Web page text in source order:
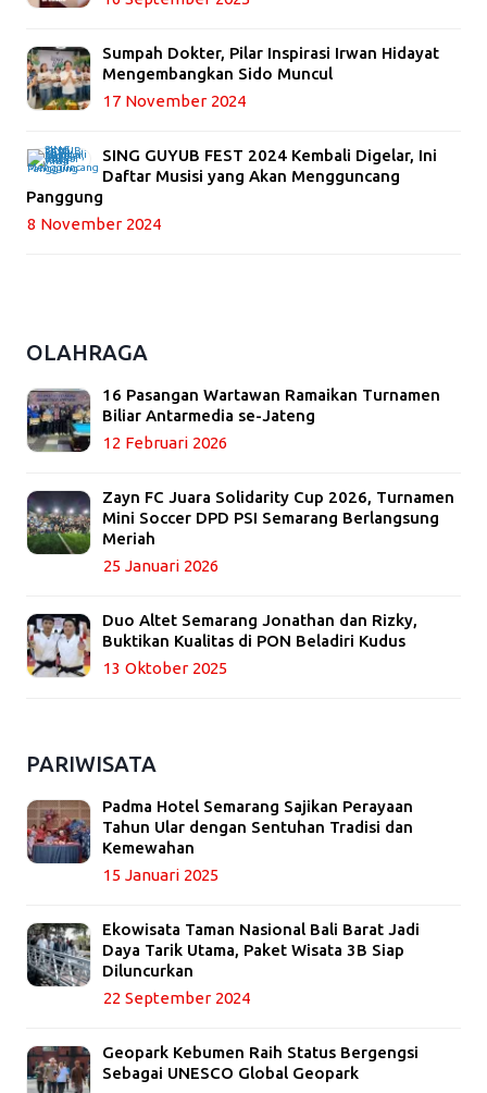
Sumpah Dokter, Pilar Inspirasi Irwan Hidayat
Mengembangkan Sido Muncul
17 November 2024
SING GUYUB FEST 2024 Kembali Digelar, Ini
Daftar Musisi yang Akan Mengguncang
Panggung
8 November 2024
OLAHRAGA
16 Pasangan Wartawan Ramaikan Turnamen
Biliar Antarmedia se-Jateng
12 Februari 2026
Zayn FC Juara Solidarity Cup 2026, Turnamen
Mini Soccer DPD PSI Semarang Berlangsung
Meriah
25 Januari 2026
Duo Altet Semarang Jonathan dan Rizky,
Buktikan Kualitas di PON Beladiri Kudus
13 Oktober 2025
PARIWISATA
Padma Hotel Semarang Sajikan Perayaan
Tahun Ular dengan Sentuhan Tradisi dan
Kemewahan
15 Januari 2025
Ekowisata Taman Nasional Bali Barat Jadi
Daya Tarik Utama, Paket Wisata 3B Siap
Diluncurkan
22 September 2024
Geopark Kebumen Raih Status Bergengsi
Sebagai UNESCO Global Geopark